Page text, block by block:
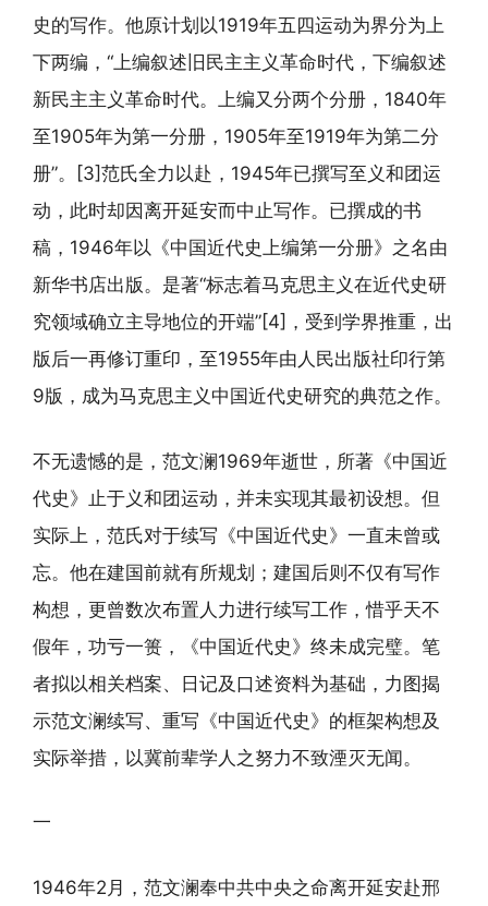
史的写作。他原计划以1919年五四运动为界分为上
下两编，“上编叙述旧民主主义革命时代，下编叙述
新民主主义革命时代。上编又分两个分册，1840年
至1905年为第一分册，1905年至1919年为第二分
册”。[3]范氏全力以赴，1945年已撰写至义和团运
动，此时却因离开延安而中止写作。已撰成的书
稿，1946年以《中国近代史上编第一分册》之名由
新华书店出版。是著“标志着马克思主义在近代史研
究领域确立主导地位的开端”[4]，受到学界推重，出
版后一再修订重印，至1955年由人民出版社印行第
9版，成为马克思主义中国近代史研究的典范之作。
不无遗憾的是，范文澜1969年逝世，所著《中国近
代史》止于义和团运动，并未实现其最初设想。但
实际上，范氏对于续写《中国近代史》一直未曾或
忘。他在建国前就有所规划；建国后则不仅有写作
构想，更曾数次布置人力进行续写工作，惜乎天不
假年，功亏一篑，《中国近代史》终未成完璧。笔
者拟以相关档案、日记及口述资料为基础，力图揭
示范文澜续写、重写《中国近代史》的框架构想及
实际举措，以冀前辈学人之努力不致湮灭无闻。
一
1946年2月，范文澜奉中共中央之命离开延安赴邢